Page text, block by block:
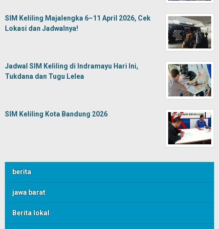
SIM Keliling Majalengka 6–11 April 2026, Cek
Lokasi dan Jadwalnya!
Jadwal SIM Keliling di Indramayu Hari Ini,
Tukdana dan Tugu Lelea
SIM Keliling Kota Bandung 2026
berita
jawa barat
Berita lokal